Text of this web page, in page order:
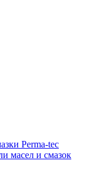
Perma-tec
масел и смазок